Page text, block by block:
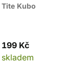
sista
Tite Kubo
199 Kč
skladem